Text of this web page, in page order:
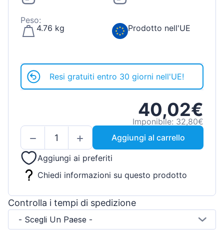
Peso:
4.76 kg
Prodotto nell'UE
Resi gratuiti entro 30 giorni nell'UE!
40,02€
Imponibile: 32,80€
Aggiungi al carrello
Aggiungi ai preferiti
Chiedi informazioni su questo prodotto
Controlla i tempi di spedizione
- Scegli Un Paese -